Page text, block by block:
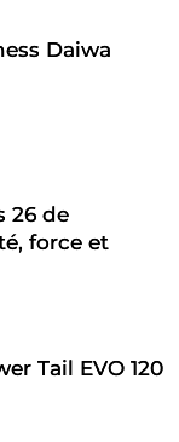
Daiwa
26 de
force et
Tail EVO 120